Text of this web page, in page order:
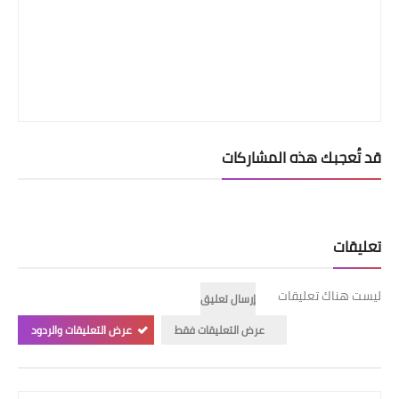
قد تُعجبك هذه المشاركات
تعليقات
ليست هناك تعليقات
إرسال تعليق
عرض التعليقات فقط
عرض التعليقات والردود